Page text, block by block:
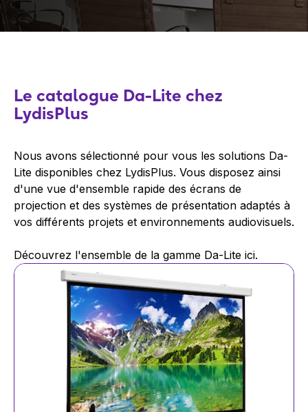
Le catalogue Da-Lite chez
LydisPlus
Nous avons sélectionné pour vous les solutions Da-
Lite disponibles chez LydisPlus. Vous disposez ainsi
d'une vue d'ensemble rapide des écrans de
projection et des systèmes de présentation adaptés à
vos différents projets et environnements audiovisuels.
Découvrez l'ensemble de la gamme Da-Lite ici.